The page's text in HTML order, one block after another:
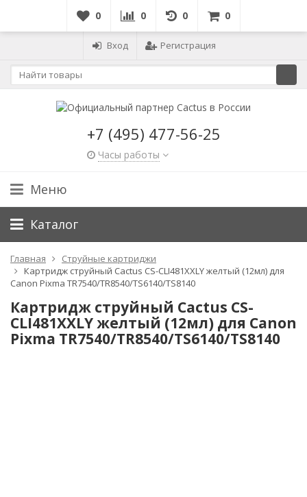
0 0 0 0
Вход Регистрация
+7 (495) 477-56-25
Часы работы
Меню
Каталог
Главная
Струйные картриджи
Картридж струйный Cactus CS-CLI481XXLY желтый (12мл) для
Canon Pixma TR7540/TR8540/TS6140/TS8140
Картридж струйный Cactus CS-
CLI481XXLY желтый (12мл) для Canon
Pixma TR7540/TR8540/TS6140/TS8140